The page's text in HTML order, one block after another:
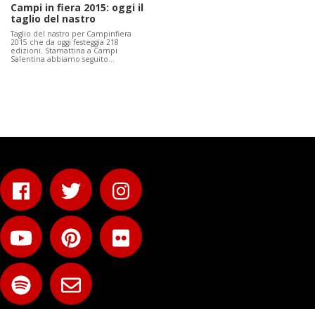
Campi in fiera 2015: oggi il
taglio del nastro
Taglio del nastro per Campinfiera
2015 che da oggi festeggia 218
edizioni. Stamattina a Campi
Salentina abbiamo seguito…